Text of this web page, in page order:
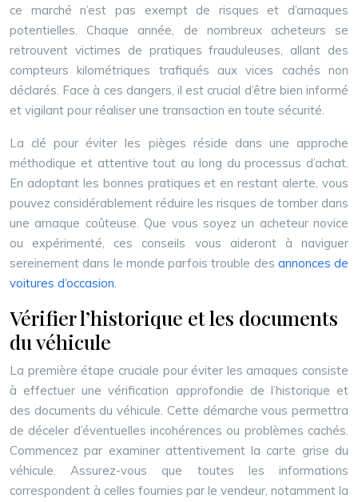
ce marché n’est pas exempt de risques et d’arnaques
potentielles. Chaque année, de nombreux acheteurs se
retrouvent victimes de pratiques frauduleuses, allant des
compteurs kilométriques trafiqués aux vices cachés non
déclarés. Face à ces dangers, il est crucial d’être bien informé
et vigilant pour réaliser une transaction en toute sécurité.
La clé pour éviter les pièges réside dans une approche
méthodique et attentive tout au long du processus d’achat.
En adoptant les bonnes pratiques et en restant alerte, vous
pouvez considérablement réduire les risques de tomber dans
une arnaque coûteuse. Que vous soyez un acheteur novice
ou expérimenté, ces conseils vous aideront à naviguer
sereinement dans le monde parfois trouble des annonces de
voitures d’occasion.
Vérifier l’historique et les documents
du véhicule
La première étape cruciale pour éviter les arnaques consiste
à effectuer une vérification approfondie de l’historique et
des documents du véhicule. Cette démarche vous permettra
de déceler d’éventuelles incohérences ou problèmes cachés.
Commencez par examiner attentivement la carte grise du
véhicule. Assurez-vous que toutes les informations
correspondent à celles fournies par le vendeur, notamment la